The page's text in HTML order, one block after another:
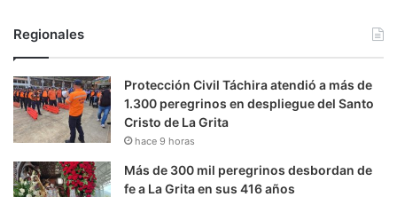
Regionales
Protección Civil Táchira atendió a más de
1.300 peregrinos en despliegue del Santo
Cristo de La Grita
hace 9 horas
Más de 300 mil peregrinos desbordan de
fe a La Grita en sus 416 años